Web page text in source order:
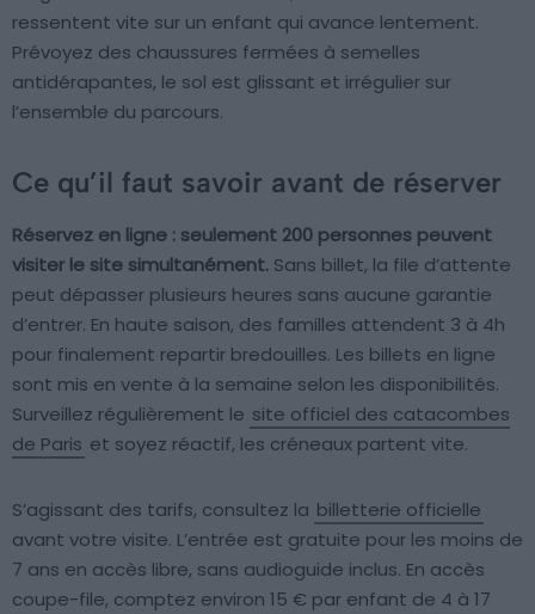
ressentent vite sur un enfant qui avance lentement.
Prévoyez des chaussures fermées à semelles
antidérapantes, le sol est glissant et irrégulier sur
l’ensemble du parcours.
Ce qu’il faut savoir avant de réserver
Réservez en ligne : seulement 200 personnes peuvent
visiter le site simultanément. Sans billet, la file d’attente
peut dépasser plusieurs heures sans aucune garantie
d’entrer. En haute saison, des familles attendent 3 à 4h
pour finalement repartir bredouilles. Les billets en ligne
sont mis en vente à la semaine selon les disponibilités.
Surveillez régulièrement le site officiel des catacombes
de Paris et soyez réactif, les créneaux partent vite.
S’agissant des tarifs, consultez la billetterie officielle
avant votre visite. L’entrée est gratuite pour les moins de
7 ans en accès libre, sans audioguide inclus. En accès
coupe-file, comptez environ 15 € par enfant de 4 à 17